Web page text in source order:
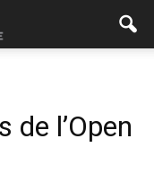
l’Open